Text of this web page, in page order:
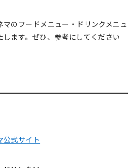
のフードメニュー・ドリンクメニュ
ます。ぜひ、参考にしてください
公式サイト